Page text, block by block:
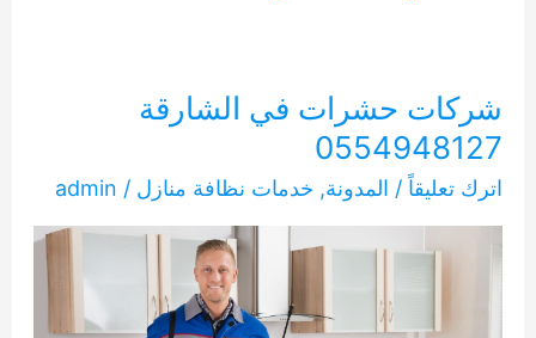
شركات حشرات في الشارقة
0554948127
اترك تعليقاً / المدونة, خدمات نظافة منازل /
admin